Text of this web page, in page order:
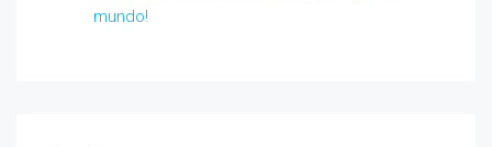
mundo!